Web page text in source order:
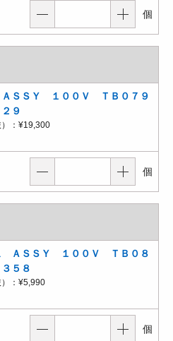
個
ＳＳＹ １００Ｖ ＴＢ０７９
９
： ¥19,300
個
ＡＳＳＹ １００Ｖ ＴＢ０８
５８
： ¥5,990
個